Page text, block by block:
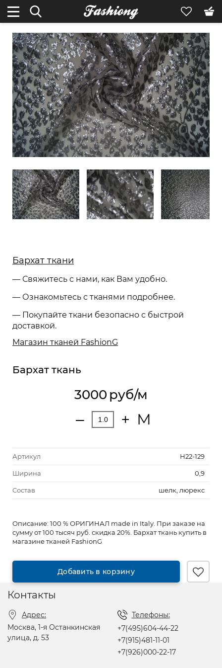
Бархат ткани
— Свяжитесь с нами, как Вам удобно.
— Ознакомьтесь с тканями подробнее.
— Покупайте ткани безопасно с быстрой
доставкой.
Магазин тканей FashionG
Бархат ткань
3000 руб/м
‒ + М
Артикул Н22-129
Ширина 0,9
Состав шелк, люрекс
Описание: 100 % ОРИГИНАЛ made in Italy. При заказе на
сумму от 100 тысяч руб. скидка 20%. Бархат ткань купить в
магазине тканей FashionG
Добавить в корзину
Контакты
Адрес:
Москва, 1-я Останкинская
улица, д. 53
Телефоны:
+7(495)604-44-22
+7(915)481-11-01
+7(926)000-22-17